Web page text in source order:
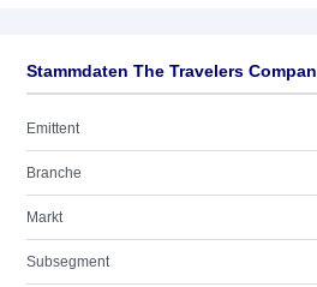
Stammdaten The Travelers
Emittent
Branche
Markt
Subsegment